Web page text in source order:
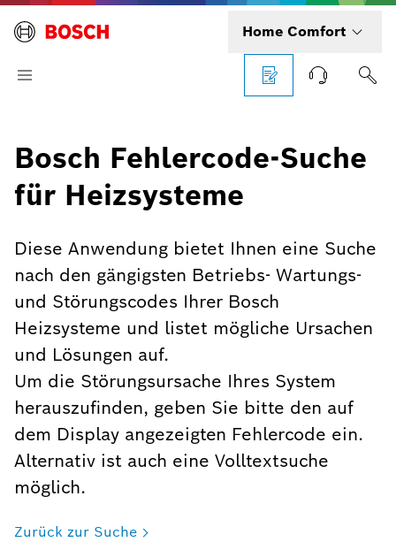
Home Comfort
Bosch Fehlercode-Suche
für Heizsysteme
Diese Anwendung bietet Ihnen eine Suche
nach den gängigsten Betriebs- Wartungs-
und Störungscodes Ihrer Bosch
Heizsysteme und listet mögliche Ursachen
und Lösungen auf.
Um die Störungsursache Ihres System
herauszufinden, geben Sie bitte den auf
dem Display angezeigten Fehlercode ein.
Alternativ ist auch eine Volltextsuche
möglich.
Zurück zur Suche